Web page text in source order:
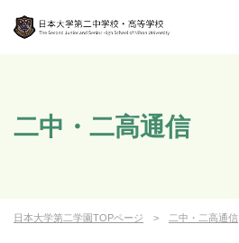
二中・二高通信
日本大学第二学園TOPページ 二中・二高通信